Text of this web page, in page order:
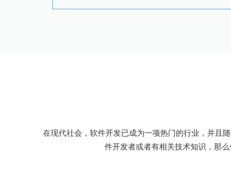
在现代社会，软件开发已成为一项热门的行业，并且
件开发者或者有相关技术知识，那